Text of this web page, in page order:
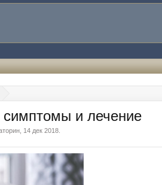
симптомы и лечение
14 дек 2018